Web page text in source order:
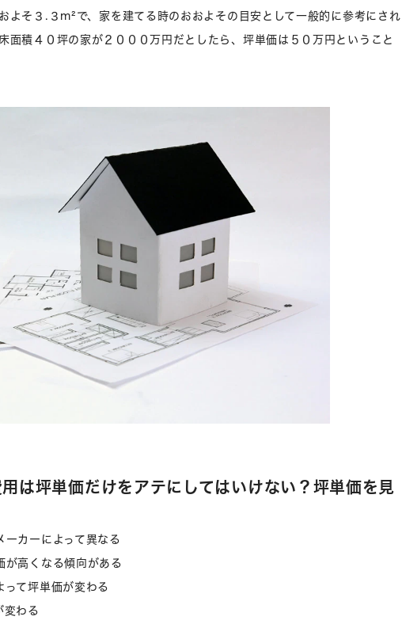
よそ３.３m²で、家を建てる時のおおよその目安として一般的に参考にされ
面積４０坪の家が２０００万円だとしたら、坪単価は５０万円ということ
は坪単価だけをアテにしてはいけない？坪単価を見
ーカーによって異なる
が高くなる傾向がある
て坪単価が変わる
変わる